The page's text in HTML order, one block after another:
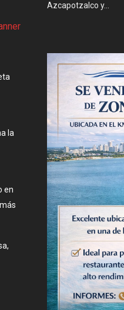
la
en
Azcapotzalco y...